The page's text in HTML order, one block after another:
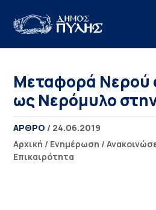
Μεταφορά Νερού
ως Νερόμυλο
ΑΡΘΡΟ / 24.06.2019
Αρχική / Ενημέρωση /
Επικαιρότητα